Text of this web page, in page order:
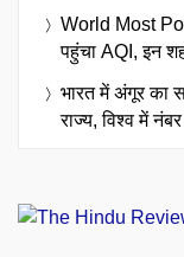
World Most
पहुंचा AQI, इन
भारत में अंगूर का
राज्य, विश्व में